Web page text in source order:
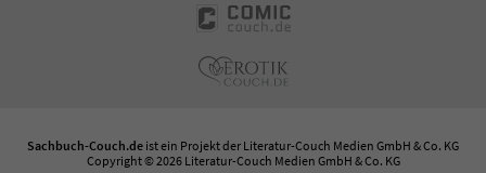
Sachbuch-Couch.de ist ein Projekt der Literatur-Couch Medien GmbH & Co. KG
Copyright © 2026 Literatur-Couch Medien GmbH & Co. KG